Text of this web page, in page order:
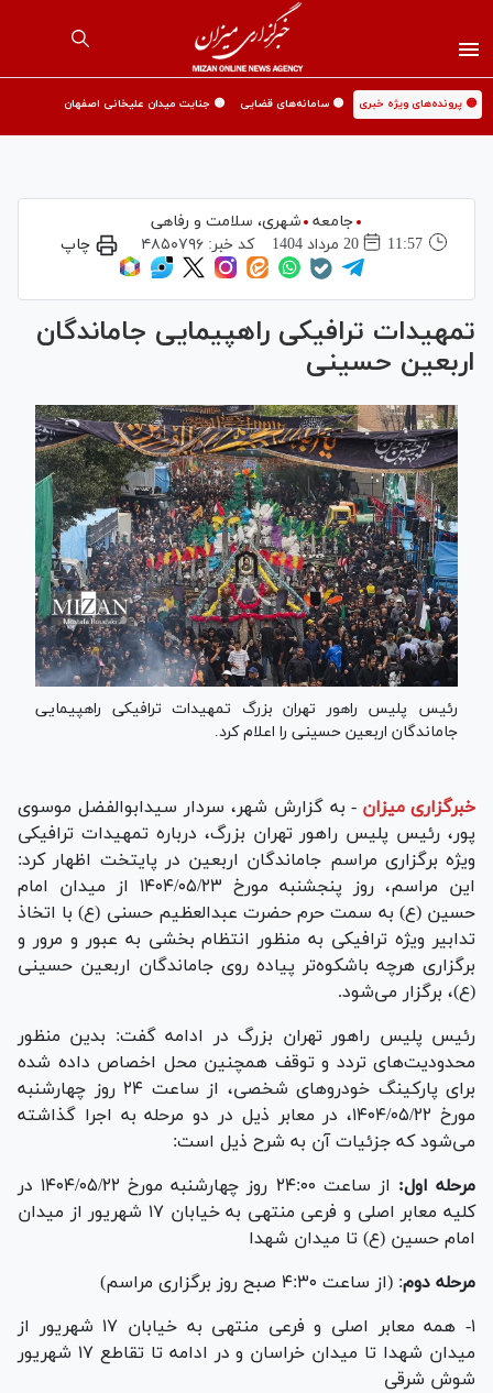
🟡 پرونده‌های ویژه خبری 🟡 سامانه‌های قضایی 🟡 جنایت میدان علیخانی اصفهان
جامعه
شهری،‌ سلامت و رفاهی
11:57
20 مرداد 1404 کد خبر:۴۸۵۰۷۹۶ چاپ
تمهیدات ترافیکی راهپیمایی جاماندگان
اربعین حسینی
رئیس پلیس راهور تهران بزرگ تمهیدات ترافیکی راهپیمایی
جاماندگان اربعین حسینی را اعلام کرد.
خبرگزاری میزان - به گزارش شهر، سردار سیدابوالفضل موسوی
پور، رئیس پلیس راهور تهران بزرگ، درباره تمهیدات ترافیکی
ویژه برگزاری مراسم جاماندگان اربعین در پایتخت اظهار کرد:
این مراسم، روز پنجشنبه مورخ ۱۴۰۴/۰۵/۲۳ از میدان امام
حسین (ع) به سمت حرم حضرت عبدالعظیم حسنی (ع) با اتخاذ
تدابیر ویژه ترافیکی به منظور انتظام بخشی به عبور و مرور و
برگزاری هرچه باشکوه‌تر پیاده روی جاماندگان اربعین حسینی
(ع)، برگزار می‌شود.
رئیس پلیس راهور تهران بزرگ در ادامه گفت: بدین منظور
محدودیت‌های تردد و توقف همچنین محل اخصاص داده شده
برای پارکینگ خودرو‌های شخصی، از ساعت ۲۴ روز چهارشنبه
مورخ ۱۴۰۴/۰۵/۲۲، در معابر ذیل در دو مرحله به اجرا گذاشته
می‌شود که جزئیات آن به شرح ذیل است:
مرحله اول:
از ساعت ۲۴:۰۰ روز چهارشنبه مورخ ۱۴۰۴/۰۵/۲۲ در
کلیه معابر اصلی و فرعی منتهی به خیابان ۱۷ شهریور از میدان
امام حسین (ع) تا میدان شهدا
مرحله دوم: (از ساعت ۴:۳۰ صبح روز برگزاری مراسم)
۱- همه معابر اصلی و فرعی منتهی به خیابان ۱۷ شهریور از
میدان شهدا تا میدان خراسان و در ادامه تا تقاطع ۱۷ شهریور
شوش شرقی